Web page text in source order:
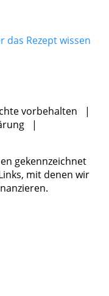
das Rezept wissen
vorbehalten |
|
gekennzeichnet
mit denen wir